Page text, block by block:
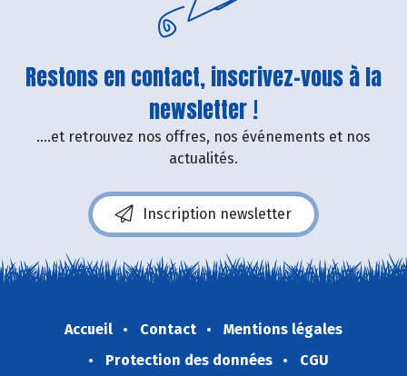
Restons en contact, inscrivez-vous à la
newsletter !
....et retrouvez nos offres, nos événements et nos
actualités.
Inscription newsletter
Accueil Contact
Mentions légales
Protection des données
CGU